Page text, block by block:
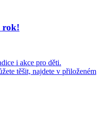
rok!
i akce pro děti.
těšit, najdete v přiloženém